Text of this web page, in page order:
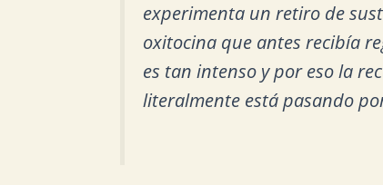
experimenta un retiro de
oxitocina que antes recibía
es tan intenso y por eso la
literalmente está pasando